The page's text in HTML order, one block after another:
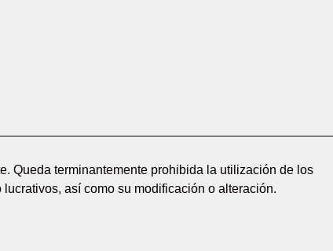
Queda terminantemente prohibida la utilización de los
así como su modificación o alteración.